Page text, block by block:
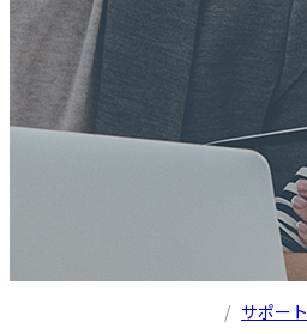
/ サポート